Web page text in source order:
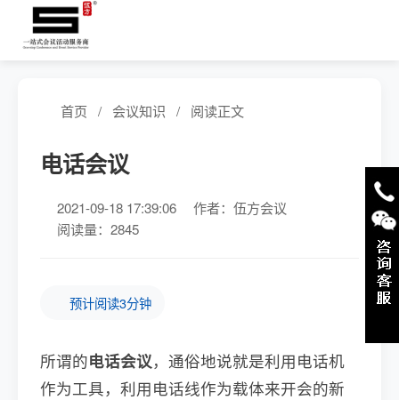
首页 / 会议知识 / 阅读正文
电话会议
2021-09-18 17:39:06
作者：伍方会议
阅读量：2845
预计阅读3分钟
所谓的电话会议，通俗地说就是利用电话机
作为工具，利用电话线作为载体来开会的新